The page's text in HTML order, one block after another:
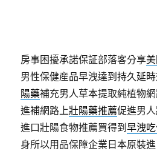
房事困擾承諾保証部落客分享
男性保健産品早洩達到持久延
陽藥補充男人草本提取純植物
進補網路上壯陽藥推薦促進男
進口壯陽食物推薦買得到早洩
身所以用品保障企業日本原裝進